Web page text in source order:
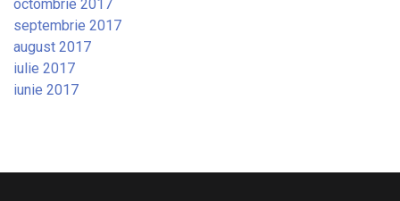
octombrie 2017
septembrie 2017
august 2017
iulie 2017
iunie 2017